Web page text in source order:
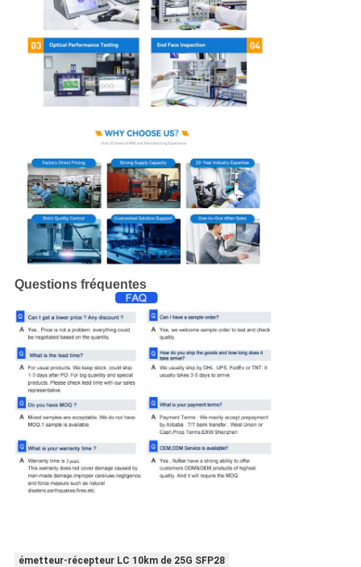
Questions fréquentes
émetteur-récepteur LC 10km de 25G SFP28